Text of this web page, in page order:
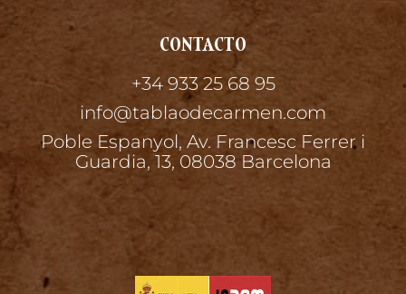
CONTACTO
+34 933 25 68 95
info@tablaodecarmen.com
Poble Espanyol, Av. Francesc Ferrer i
Guardia, 13, 08038 Barcelona